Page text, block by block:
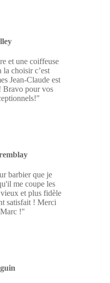
et une coiffeuse
la choisir c’est
Jean-Claude est
Bravo pour vos
barbier que je
me coupe les
et plus fidèle
satisfait ! Merci
Marc !"